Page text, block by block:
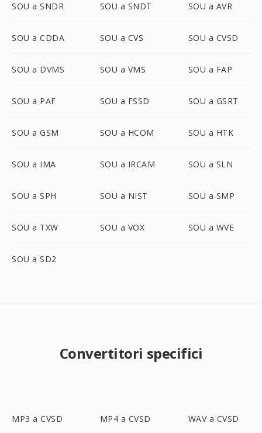
SOU a SNDR SOU a SNDT SOU a AVR
SOU a CDDA SOU a CVS SOU a CVSD
SOU a DVMS SOU a VMS SOU a FAP
SOU a PAF SOU a FSSD SOU a GSRT
SOU a GSM SOU a HCOM SOU a HTK
SOU a IMA SOU a IRCAM SOU a SLN
SOU a SPH SOU a NIST SOU a SMP
SOU a TXW SOU a VOX SOU a WVE
SOU a SD2
Convertitori specifici
MP3 a CVSD MP4 a CVSD WAV a CVSD